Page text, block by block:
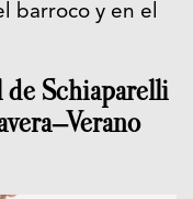
barroco y en el
de Schiaparelli